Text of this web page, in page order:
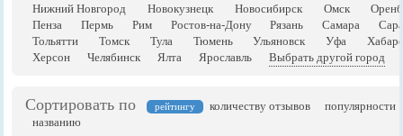
Нижний Новгород
Новокузнецк Новосибирск Омск
Пенза
Пермь Рим Ростов-на-Дону Рязань Самара
Тольятти
Томск Тула Тюмень Ульяновск Уфа
Херсон
Челябинск Ялта Ярославль Выбрать другой город
Сортировать по рейтингу количеству отзывов
популярности
названию